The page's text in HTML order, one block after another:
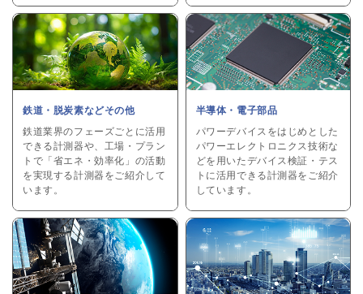
鉄道・脱炭素などその他
鉄道業界のフェーズごとに活用
できる計測器や、工場・プラン
トで「省エネ・効率化」の活動
を実現する計測器をご紹介して
います。
半導体・電子部品
パワーデバイスをはじめとした
パワーエレクトロニクス技術な
どを用いたデバイス検証・テス
トに活用できる計測器をご紹介
しています。